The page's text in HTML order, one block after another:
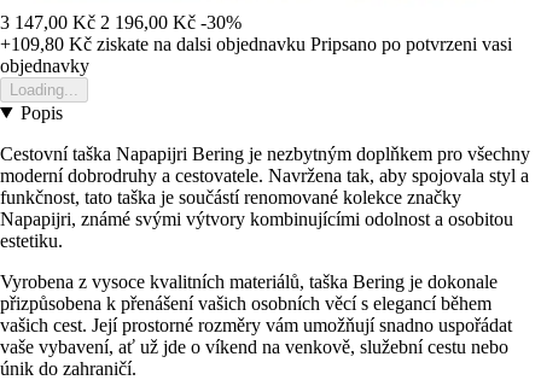
3 147,00 Kč 2 196,00 Kč -30%
+109,80 Kč ziskate na dalsi objednavku Pripsano po potvrzeni vasi
objednavky
Loading...
Popis
Cestovní taška Napapijri Bering je nezbytným doplňkem pro všechny
moderní dobrodruhy a cestovatele. Navržena tak, aby spojovala styl a
funkčnost, tato taška je součástí renomované kolekce značky
Napapijri, známé svými výtvory kombinujícími odolnost a osobitou
estetiku.
Vyrobena z vysoce kvalitních materiálů, taška Bering je dokonale
přizpůsobena k přenášení vašich osobních věcí s elegancí během
vašich cest. Její prostorné rozměry vám umožňují snadno uspořádat
vaše vybavení, ať už jde o víkend na venkově, služební cestu nebo
únik do zahraničí.